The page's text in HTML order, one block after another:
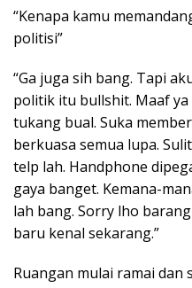
“Kenapa kamu
politisi”
“Ga juga sih bang. Tapi
politik itu bullshit. Maaf
tukang bual. Suka
berkuasa semua lupa.
telp lah. Handphone
gaya banget. Kemana-
lah bang. Sorry lho
baru kenal sekarang.”
Ruangan mulai ramai